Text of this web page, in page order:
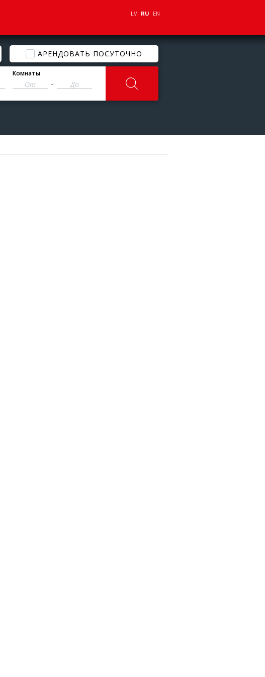
LV RU EN
АРЕНДОВАТЬ ПОСУТОЧНО
Комнаты
-